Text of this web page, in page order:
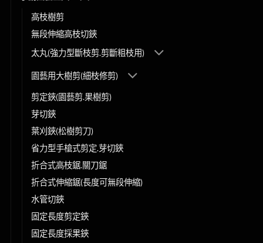
高枝樹剪
無段伸縮高枝切鋏
太丸(強力型斷枝剪.剪斷粗枝用)
園藝用大樹剪(細枝修剪)
剪定鋏(園藝剪.果樹剪)
芽切鋏
葉刈鋏(松樹剪刀)
省力型手槍式剪定.芽切鋏
折合式高枝鋸.關刀鋸
折合式伸縮鋸(長度可無段伸縮)
水管切鋏
固定長度剪定鋏
固定長度採果鋏